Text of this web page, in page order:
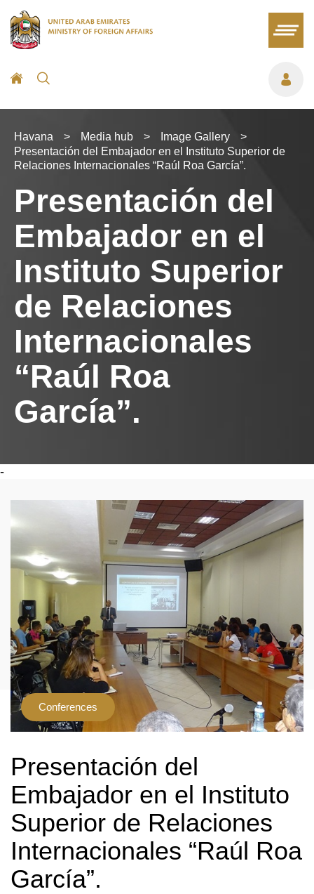
Havana > Media hub > Image Gallery
>
Presentación del Embajador en el Instituto Superior de
Relaciones Internacionales “Raúl Roa García”.
Presentación del
Embajador en el
Instituto Superior
de Relaciones
Internacionales
“Raúl Roa
García”.
-
Conferences
Presentación del
Embajador en el Instituto
Superior de Relaciones
Internacionales “Raúl Roa
García”.